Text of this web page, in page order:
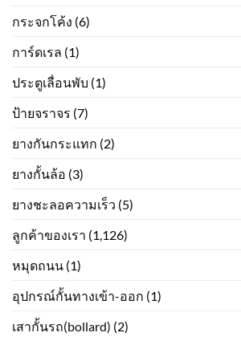
กระจกโค้ง (6)
การ์ดเรล (1)
ประตูเลื่อนพับ (1)
ป้ายจราจร (7)
ยางกันกระแทก (2)
ยางกั้นล้อ (3)
ยางชะลอความเร็ว (5)
ลูกค้าของเรา (1,126)
หมุดถนน (1)
อุปกรณ์กั้นทางเข้า-ออก (1)
เสากั้นรถ(bollard) (2)